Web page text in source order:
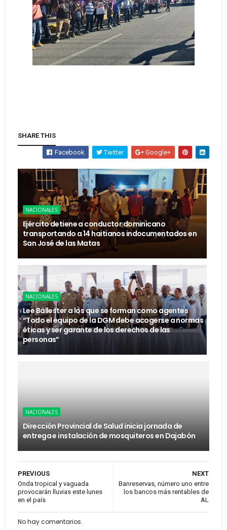
SHARE THIS
Facebook Twitter Google+
NACIONALES
Ejército detiene a conductor dominicano
transportando a 14 haitianos indocumentados en
San José de las Matas
NACIONALES
Lee Ballester a los que se forman como agentes
“Todo el equipo de la DGM debe acogerse a normas
éticas y ser garante de los derechos de las
personas”
NACIONALES
Dirección Provincial de Salud inicia jornada de
entrega e instalación de mosquiteros en Dajabón
NEXT
Banreservas, número uno entre
los bancos más rentables de
AL
PREVIOUS
Onda tropical y vaguada
provocarán lluvias este lunes
en el país
No hay comentarios.